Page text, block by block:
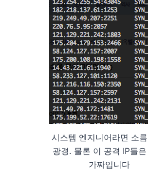
시스템 엔지니어라면 소
광경. 물론 이 공격 IP들
가짜입니다